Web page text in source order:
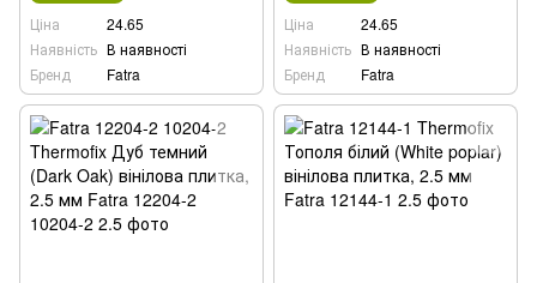
Ціна
24.65
Наявність В наявності
Бренд
Fatra
Ціна
24.65
Наявність В наявності
Бренд
Fatra